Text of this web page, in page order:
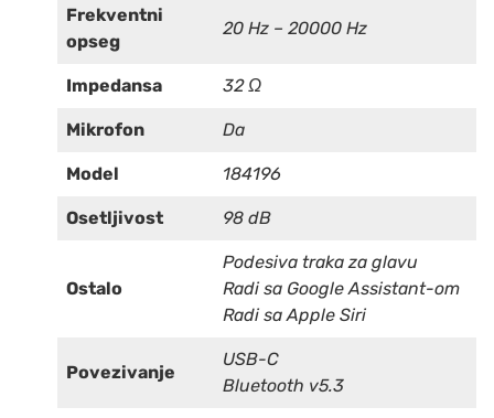
Frekventni
opseg
20 Hz – 20000 Hz
Impedansa 32 Ω
Mikrofon Da
Model 184196
Osetljivost 98 dB
Ostalo
Podesiva traka za glavu
Radi sa Google Assistant-om
Radi sa Apple Siri
Povezivanje
USB-C
Bluetooth v5.3